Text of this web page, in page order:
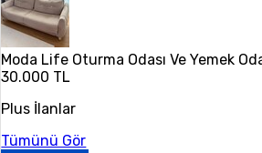
Moda Life Oturma Odası Ve Yemek
30.000 TL
Plus İlanlar
Tümünü Gör